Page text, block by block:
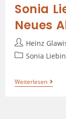
Sonia
Neues
Heinz
Sonia
Weiterlesen